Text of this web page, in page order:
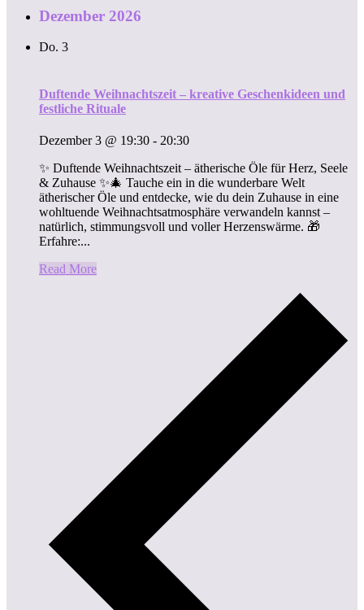
Dezember 2026
Do. 3
Duftende Weihnachtszeit – kreative Geschenkideen und
festliche Rituale
Dezember 3 @ 19:30 - 20:30
✨ Duftende Weihnachtszeit – ätherische Öle für Herz, Seele
& Zuhause ✨🎄 Tauche ein in die wunderbare Welt
ätherischer Öle und entdecke, wie du dein Zuhause in eine
wohltuende Weihnachtsatmosphäre verwandeln kannst –
natürlich, stimmungsvoll und voller Herzenswärme. 🎁
Erfahre:...
Read More